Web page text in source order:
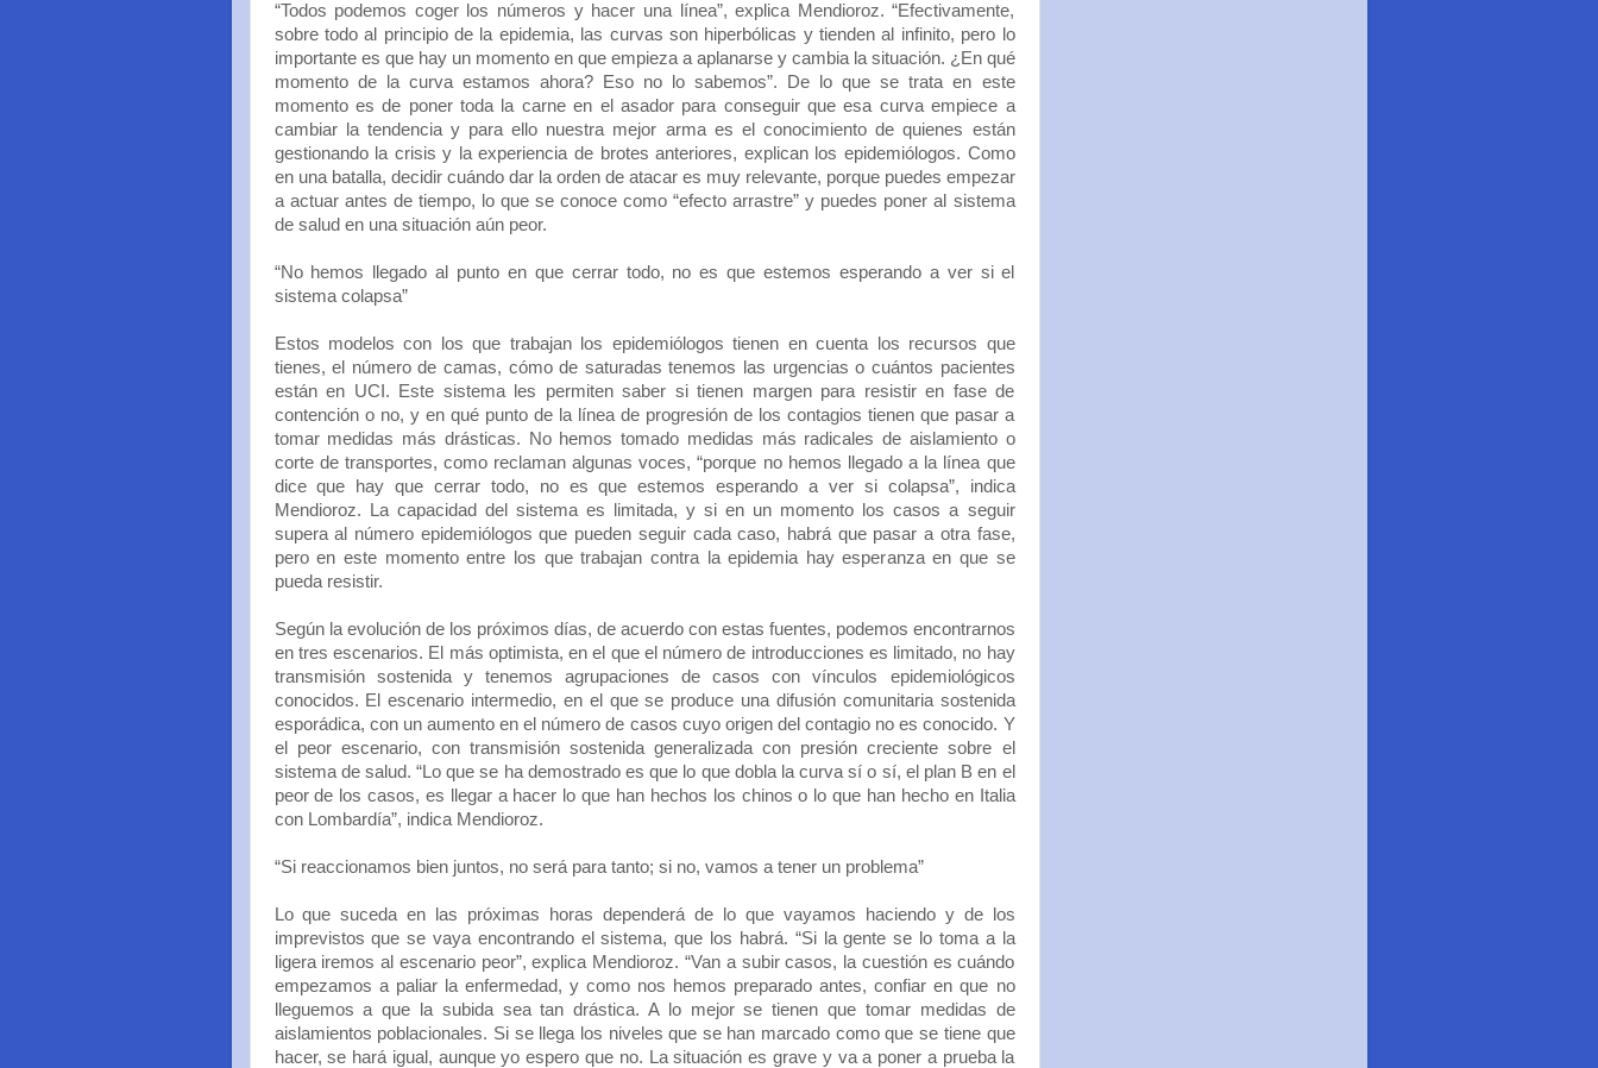
“Todos podemos coger los números y hacer una línea”, explica Mendioroz. “Efectivamente,
sobre todo al principio de la epidemia, las curvas son hiperbólicas y tienden al infinito, pero lo
importante es que hay un momento en que empieza a aplanarse y cambia la situación. ¿En qué
momento de la curva estamos ahora? Eso no lo sabemos”. De lo que se trata en este
momento es de poner toda la carne en el asador para conseguir que esa curva empiece a
cambiar la tendencia y para ello nuestra mejor arma es el conocimiento de quienes están
gestionando la crisis y la experiencia de brotes anteriores, explican los epidemiólogos. Como
en una batalla, decidir cuándo dar la orden de atacar es muy relevante, porque puedes empezar
a actuar antes de tiempo, lo que se conoce como “efecto arrastre” y puedes poner al sistema
de salud en una situación aún peor.
“No hemos llegado al punto en que cerrar todo, no es que estemos esperando a ver si el
sistema colapsa”
Estos modelos con los que trabajan los epidemiólogos tienen en cuenta los recursos que
tienes, el número de camas, cómo de saturadas tenemos las urgencias o cuántos pacientes
están en UCI. Este sistema les permiten saber si tienen margen para resistir en fase de
contención o no, y en qué punto de la línea de progresión de los contagios tienen que pasar a
tomar medidas más drásticas. No hemos tomado medidas más radicales de aislamiento o
corte de transportes, como reclaman algunas voces, “porque no hemos llegado a la línea que
dice que hay que cerrar todo, no es que estemos esperando a ver si colapsa”, indica
Mendioroz. La capacidad del sistema es limitada, y si en un momento los casos a seguir
supera al número epidemiólogos que pueden seguir cada caso, habrá que pasar a otra fase,
pero en este momento entre los que trabajan contra la epidemia hay esperanza en que se
pueda resistir.
Según la evolución de los próximos días, de acuerdo con estas fuentes, podemos encontrarnos
en tres escenarios. El más optimista, en el que el número de introducciones es limitado, no hay
transmisión sostenida y tenemos agrupaciones de casos con vínculos epidemiológicos
conocidos. El escenario intermedio, en el que se produce una difusión comunitaria sostenida
esporádica, con un aumento en el número de casos cuyo origen del contagio no es conocido. Y
el peor escenario, con transmisión sostenida generalizada con presión creciente sobre el
sistema de salud. “Lo que se ha demostrado es que lo que dobla la curva sí o sí, el plan B en el
peor de los casos, es llegar a hacer lo que han hechos los chinos o lo que han hecho en Italia
con Lombardía”, indica Mendioroz.
“Si reaccionamos bien juntos, no será para tanto; si no, vamos a tener un problema”
Lo que suceda en las próximas horas dependerá de lo que vayamos haciendo y de los
imprevistos que se vaya encontrando el sistema, que los habrá. “Si la gente se lo toma a la
ligera iremos al escenario peor”, explica Mendioroz. “Van a subir casos, la cuestión es cuándo
empezamos a paliar la enfermedad, y como nos hemos preparado antes, confiar en que no
lleguemos a que la subida sea tan drástica. A lo mejor se tienen que tomar medidas de
aislamientos poblacionales. Si se llega los niveles que se han marcado como que se tiene que
hacer, se hará igual, aunque yo espero que no. La situación es grave y va a poner a prueba la